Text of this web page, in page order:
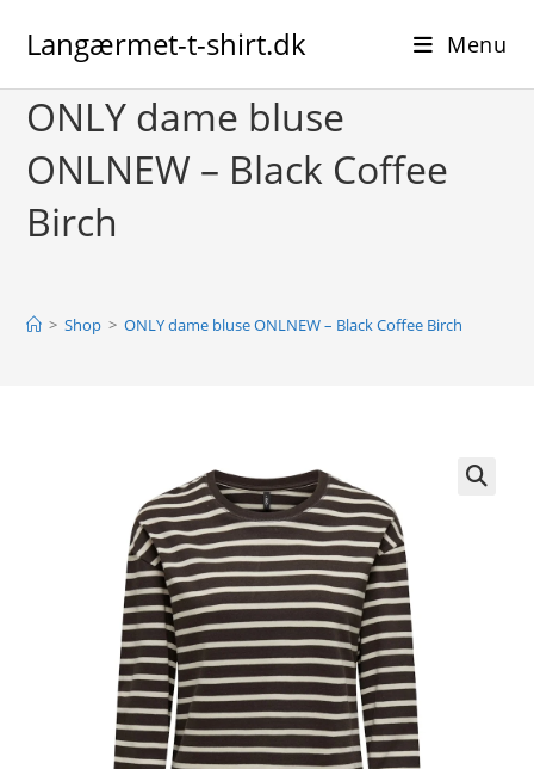
Langærmet-t-shirt.dk Menu
ONLY dame bluse
ONLNEW – Black Coffee
Birch
> Shop > ONLY dame bluse ONLNEW – Black Coffee Birch